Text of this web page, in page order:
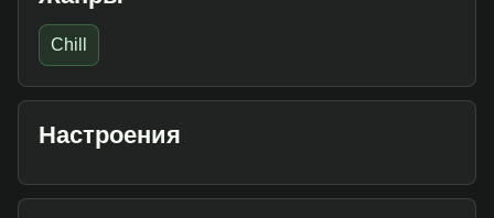
Chill
Настроения